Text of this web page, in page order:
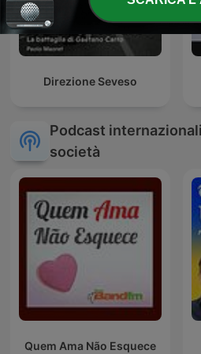
Direzione Seveso
Podcast
società
Quem Ama Não Esquece